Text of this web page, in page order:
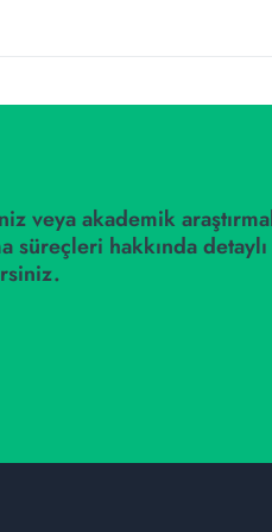
veya akademik
süreçleri hakkında